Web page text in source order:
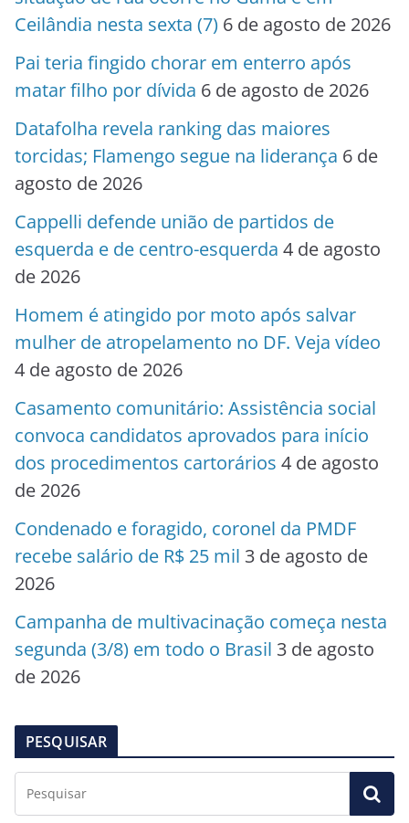
Ceilândia nesta sexta (7) 6 de agosto de 2026
Pai teria fingido chorar em enterro após
matar filho por dívida 6 de agosto de 2026
Datafolha revela ranking das maiores
torcidas; Flamengo segue na liderança 6 de
agosto de 2026
Cappelli defende união de partidos de
esquerda e de centro-esquerda 4 de agosto
de 2026
Homem é atingido por moto após salvar
mulher de atropelamento no DF. Veja vídeo
4 de agosto de 2026
Casamento comunitário: Assistência social
convoca candidatos aprovados para início
dos procedimentos cartorários 4 de agosto
de 2026
Condenado e foragido, coronel da PMDF
recebe salário de R$ 25 mil 3 de agosto de
2026
Campanha de multivacinação começa nesta
segunda (3/8) em todo o Brasil 3 de agosto
de 2026
PESQUISAR